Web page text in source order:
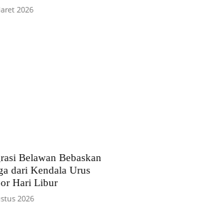
2026
Belawan Bebaskan
dari Kendala Urus
Hari Libur
2026